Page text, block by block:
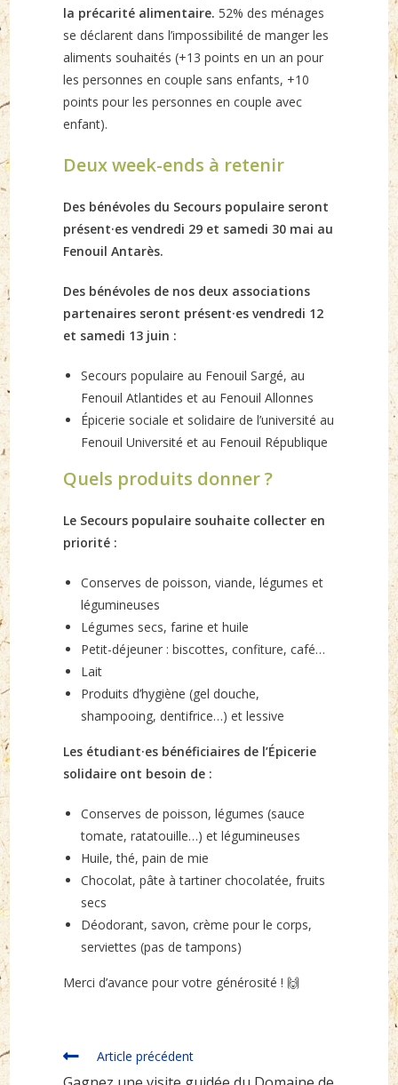
la précarité alimentaire.52% des ménages
se déclarent dans l’impossibilité de manger les
aliments souhaités (+13 points en un an pour
les personnes en couple sans enfants, +10
points pour les personnes en couple avec
enfant).
Deux week-ends à retenir
Des bénévoles du Secours populaire seront
présent·es vendredi 29 et samedi 30 mai au
Fenouil Antarès.
Des bénévoles de nos deux associations
partenaires seront présent·es vendredi 12
et samedi 13 juin :
Secours populaire au Fenouil Sargé, au
Fenouil Atlantides et au Fenouil Allonnes
Épicerie sociale et solidaire de l’université au
Fenouil Université et au Fenouil République
Quels produits donner ?
Le Secours populaire souhaite collecter en
priorité :
Conserves de poisson, viande, légumes et
légumineuses
Légumes secs, farine et huile
Petit-déjeuner : biscottes, confiture, café…
Lait
Produits d’hygiène (gel douche,
shampooing, dentifrice…) et lessive
Les étudiant·es bénéficiaires de l’Épicerie
solidaire ont besoin de :
Conserves de poisson, légumes (sauce
tomate, ratatouille…) et légumineuses
Huile, thé, pain de mie
Chocolat, pâte à tartiner chocolatée, fruits
secs
Déodorant, savon, crème pour le corps,
serviettes (pas de tampons)
Merci d’avance pour votre générosité ! 🙌
Read
Article précédent